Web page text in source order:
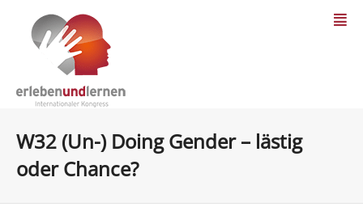
W32 (Un-) Doing Gender – lästig
oder Chance?